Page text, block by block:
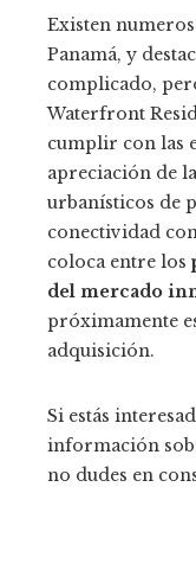
Existen
Panamá, y
complicado,
Waterfront
cumplir con las
apreciación de
urbanísticos de
conectividad
coloca entre los
del mercado
próximamente
adquisición.
Si estás
información
no dudes en